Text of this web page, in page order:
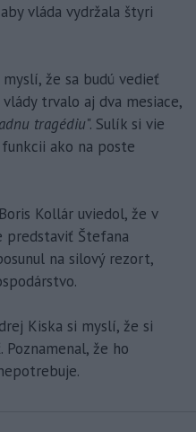
aby vláda vydržala štyri
myslí, že sa budú vedieť
trvalo aj dva mesiace,
tragédiu". Sulík si vie
ako na poste
Kollár uviedol, že v
predstaviť Štefana
na silový rezort,
Kiska si myslí, že si
že ho